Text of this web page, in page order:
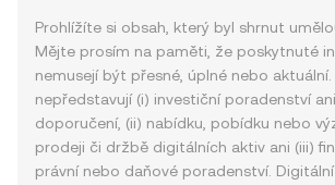
Prohlížíte si obsah, který byl shrnut
Mějte prosím na paměti, že poskytnuté
nemusejí být přesné, úplné nebo
nepředstavují (i) investiční poradenství
doporučení, (ii) nabídku, pobídku nebo
prodeji či držbě digitálních aktiv ani (iii)
právní nebo daňové poradenství.